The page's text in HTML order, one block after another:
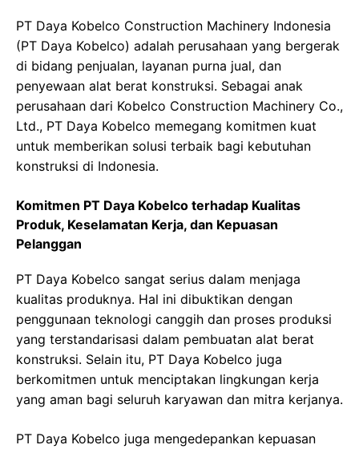
PT Daya Kobelco Construction Machinery Indonesia
(PT Daya Kobelco) adalah perusahaan yang bergerak
di bidang penjualan, layanan purna jual, dan
penyewaan alat berat konstruksi. Sebagai anak
perusahaan dari Kobelco Construction Machinery Co.,
Ltd., PT Daya Kobelco memegang komitmen kuat
untuk memberikan solusi terbaik bagi kebutuhan
konstruksi di Indonesia.
Komitmen PT Daya Kobelco terhadap Kualitas
Produk, Keselamatan Kerja, dan Kepuasan
Pelanggan
PT Daya Kobelco sangat serius dalam menjaga
kualitas produknya. Hal ini dibuktikan dengan
penggunaan teknologi canggih dan proses produksi
yang terstandarisasi dalam pembuatan alat berat
konstruksi. Selain itu, PT Daya Kobelco juga
berkomitmen untuk menciptakan lingkungan kerja
yang aman bagi seluruh karyawan dan mitra kerjanya.
PT Daya Kobelco juga mengedepankan kepuasan